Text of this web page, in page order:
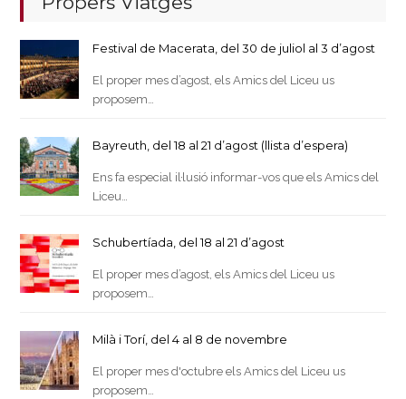
Festival de Macerata, del 30 de juliol al 3 d’agost
El proper mes d’agost, els Amics del Liceu us
proposem…
Bayreuth, del 18 al 21 d’agost (llista d’espera)
Ens fa especial il·lusió informar-vos que els Amics del
Liceu…
Schubertíada, del 18 al 21 d’agost
El proper mes d’agost, els Amics del Liceu us
proposem…
Milà i Torí, del 4 al 8 de novembre
El proper mes d'octubre els Amics del Liceu us
proposem…